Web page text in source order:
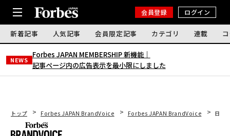
会員登録 ログイン
新着記事 人気記事 会員限定記事 カテゴリ 連載
NEWS
Forbes JAPAN MEMBERSHIP 新機能｜
記事ページ内の広告表示を最小限にしました
トップ Forbes JAPAN BrandVoice Forbes JAPAN BrandVoice 日本